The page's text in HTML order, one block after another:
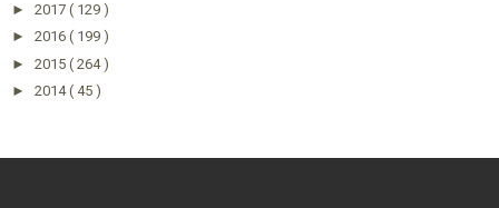
► 2017 ( 129 )
► 2016 ( 199 )
► 2015 ( 264 )
► 2014( 45 )